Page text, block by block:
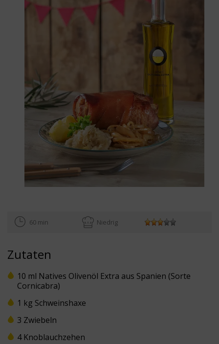
60 min Niedrig
Zutaten
10 ml Natives Olivenöl Extra aus Spanien (Sorte
Cornicabra)
1 kg Schweinshaxe
3 Zwiebeln
4 Knoblauchzehen